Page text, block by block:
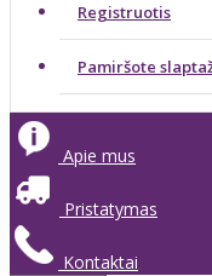
Registruotis
Pamiršote
Apie mus
Pristatymas
Kontaktai